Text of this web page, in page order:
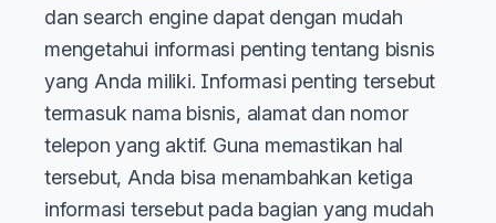
dan search engine dapat dengan mudah
mengetahui informasi penting tentang bisnis
yang Anda miliki. Informasi penting tersebut
termasuk nama bisnis, alamat dan nomor
telepon yang aktif. Guna memastikan hal
tersebut, Anda bisa menambahkan ketiga
informasi tersebut pada bagian yang mudah